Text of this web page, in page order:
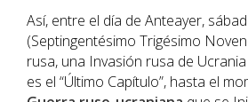
Así, entre el día de Anteayer,
(Septingentésimo Trigésimo
rusa, una Invasión rusa de
es el “Último Capítulo”, hasta el